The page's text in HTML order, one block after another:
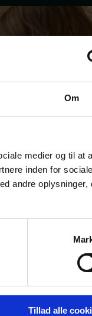
Om
medier og til at
inden for
andre oplysninger,
Tillad alle